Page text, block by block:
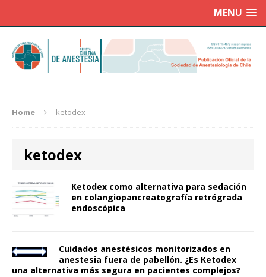
MENU
Home ketodex
ketodex
Ketodex como alternativa para sedación
en colangiopancreatografía retrógrada
endoscópica
Cuidados anestésicos monitorizados en
anestesia fuera de pabellón. ¿Es Ketodex
una alternativa más segura en pacientes complejos?